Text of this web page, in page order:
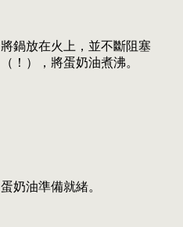
將鍋放在火上，並不斷阻塞
（！），將蛋奶油煮沸。
蛋奶油準備就緒。